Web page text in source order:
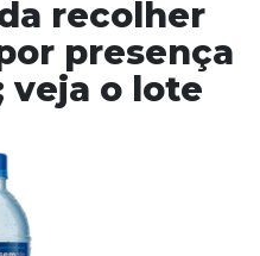
recolher
presença
veja o lote